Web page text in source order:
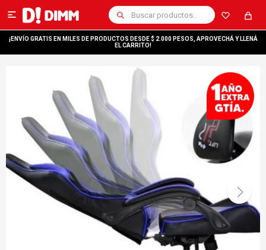

¡ENVÍO GRATIS EN MILES DE PRODUCTOS DESDE $ 2.000 PESOS, APROVECHÁ Y LLENÁ
EL CARRITO!